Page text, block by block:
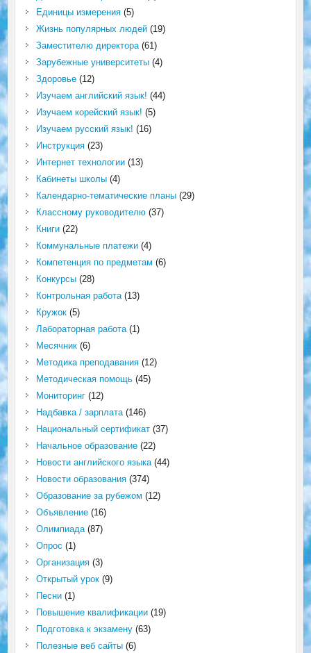
Единицы измерения(5)
Жизнь популярных людей(19)
Заместителю директора(61)
Зарубежные университеты(4)
Здоровье(12)
Изучаем английский язык! (44)
Изучаем корейский язык! (5)
Изучаем русский язык! (16)
Инструкция(23)
Интернет технологии(13)
Кабинеты школы(4)
Календарно-тематические планы(29)
Классному руководителю(37)
Книги(22)
Коммунальные платежи(4)
Компетенция по предметам (6)
Конкурсы(28)
Контрольная работа(13)
Кружок(5)
Лабораторная работа(1)
Месячник(6)
Методика преподавания(12)
Методическая помощь(45)
Мониторинг(12)
Надбавка / зарплата(146)
Национальный сертификат(37)
Начальное образование(22)
Новости английского языка(44)
Новости образования(374)
Образование за рубежом (12)
Объявление(16)
Олимпиада(87)
Опрос (1)
Организация(3)
Открытый урок(9)
Песни(1)
Повышение квалификации(19)
Подготовка к экзамену(63)
Полезные веб сайты(6)